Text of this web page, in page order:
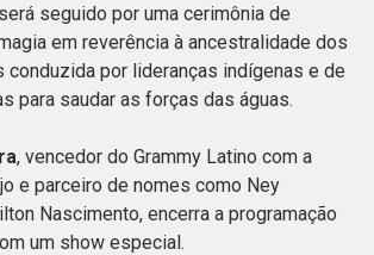
seguido por uma cerimônia de
em reverência à ancestralidade dos
conduzida por lideranças indígenas e de
para saudar as forças das águas.
, vencedor do Grammy Latino com a
e parceiro de nomes como Ney
Nascimento, encerra a programação
um show especial.